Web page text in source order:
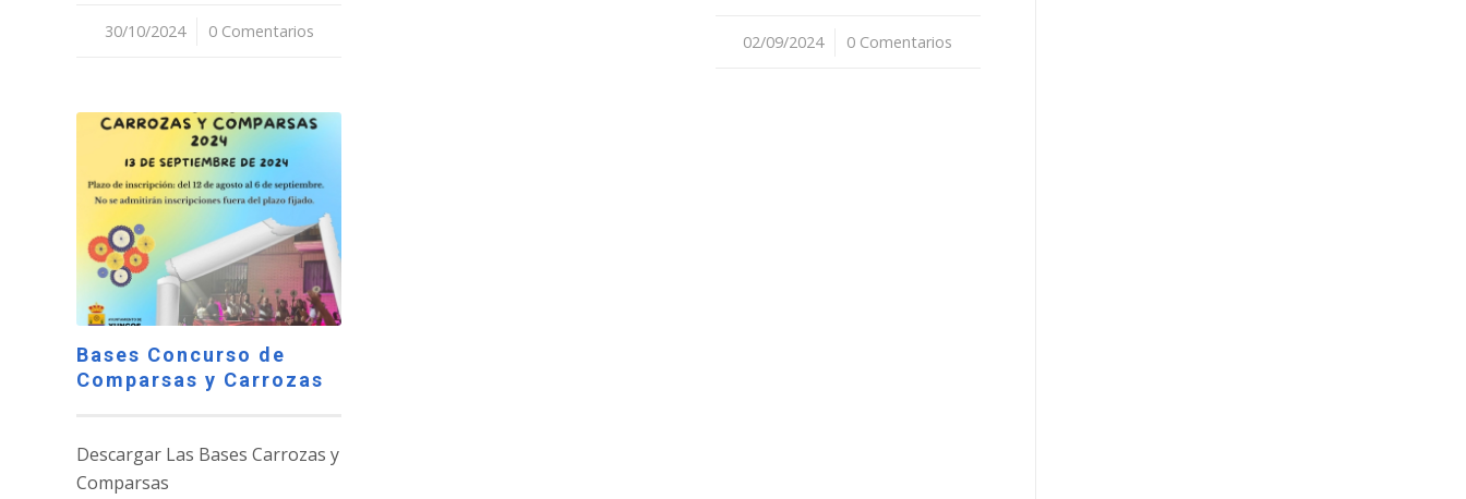
30/10/2024
/ 0 Comentarios
02/09/2024
/ 0 Comentarios
Bases Concurso de
Comparsas y Carrozas
Descargar Las Bases Carrozas y
Comparsas